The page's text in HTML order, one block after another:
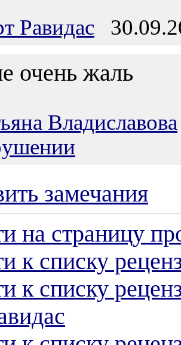
Равидас
очень жаль
Владиславова
замечания
на страницу
к списку
к списку